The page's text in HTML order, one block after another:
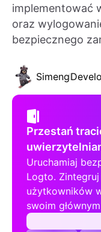
implementować
oraz
bezpiecznego
Simeng
Przestań
Uruchamiaj
Logto.
użytkowników
swoim